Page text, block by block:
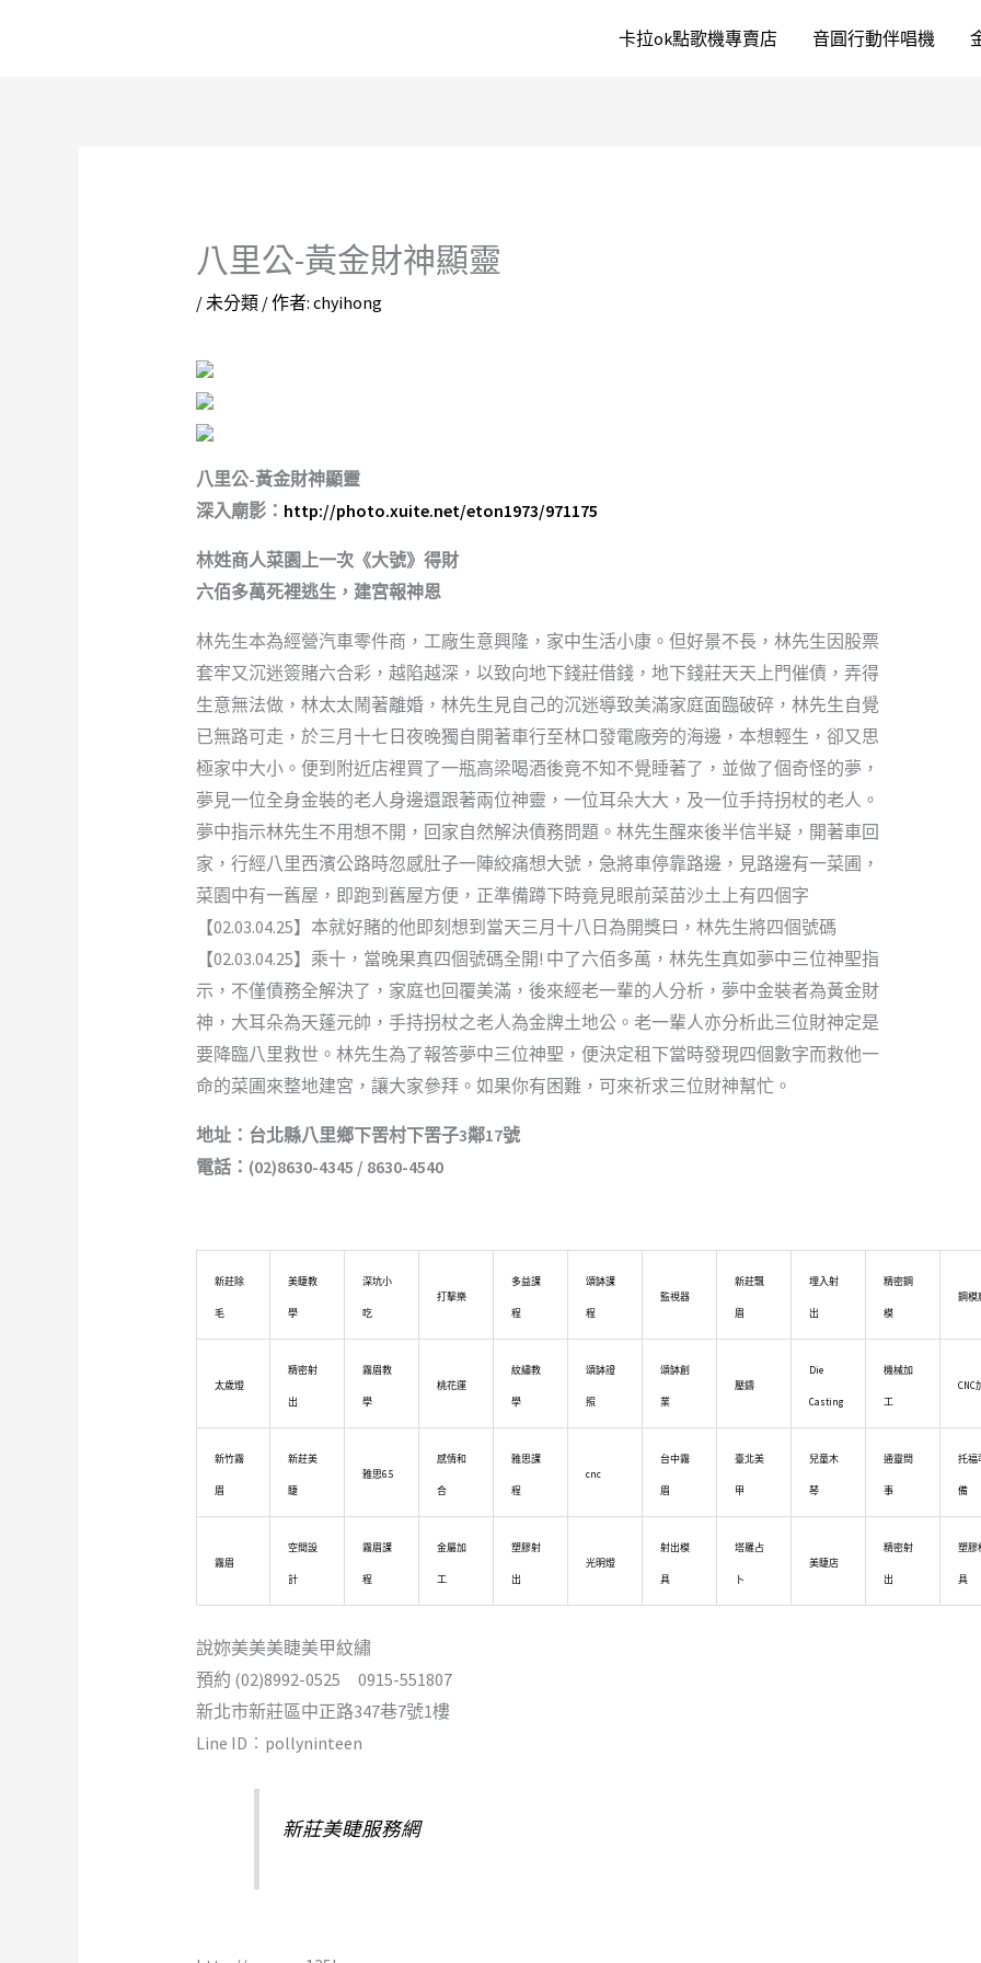
卡拉ok點歌機專賣店 音圓行動伴唱機
八里公-黃金財神顯靈
/未分類/ 作者: chyihong
八里公-黃金財神顯靈
深入廟影： http://photo.xuite.net/eton1973/971175
林姓商人菜園上一次《大號》得財
六佰多萬死裡逃生，建宮報神恩
林先生本為經營汽車零件商，工廠生意興隆，家中生活小康。但好景不長，林先生因股票
套牢又沉迷簽賭六合彩，越陷越深，以致向地下錢莊借錢，地下錢莊天天上門催債，弄得
生意無法做，林太太鬧著離婚，林先生見自己的沉迷導致美滿家庭面臨破碎，林先生自覺
已無路可走，於三月十七日夜晚獨自開著車行至林口發電廠旁的海邊，本想輕生，卻又思
極家中大小。便到附近店裡買了一瓶高梁喝酒後竟不知不覺睡著了，並做了個奇怪的夢，
夢見一位全身金裝的老人身邊還跟著兩位神靈，一位耳朵大大，及一位手持拐杖的老人。
夢中指示林先生不用想不開，回家自然解決債務問題。林先生醒來後半信半疑，開著車回
家，行經八里西濱公路時忽感肚子一陣絞痛想大號，急將車停靠路邊，見路邊有一菜圃，
菜園中有一舊屋，即跑到舊屋方便，正準備蹲下時竟見眼前菜苗沙土上有四個字
【02.03.04.25】本就好賭的他即刻想到當天三月十八日為開獎曰，林先生將四個號碼
【02.03.04.25】乘十，當晚果真四個號碼全開! 中了六佰多萬，林先生真如夢中三位神聖指
示，不僅債務全解決了，家庭也回覆美滿，後來經老一輩的人分析，夢中金裝者為黃金財
神，大耳朵為天蓬元帥，手持拐杖之老人為金牌土地公。老一輩人亦分析此三位財神定是
要降臨八里救世。林先生為了報答夢中三位神聖，便決定租下當時發現四個數字而救他一
命的菜圃來整地建宮，讓大家參拜。如果你有困難，可來祈求三位財神幫忙。
地址：台北縣八里鄉下罟村下罟子3鄰17號
電話：(02)8630-4345 / 8630-4540
新莊除
毛
美睫教
學
深坑小
吃
打擊樂
多益課
程
頌缽課
程
監視器
新莊飄
眉
埋入射
出
精密鋼
模
鋼模
太歲燈
精密射
出
霧眉教
學
桃花運
紋繡教
學
頌缽證
照
頌缽創
業
壓鑄
Die
Casting
機械加
工
CNC
新竹霧
眉
新莊美
睫
雅思6.5
感情和
合
雅思課
程
cnc
台中霧
眉
臺北美
甲
兒童木
琴
通靈問
事
托福
備
霧眉
空間設
計
霧眉課
程
金屬加
工
塑膠射
出
光明燈
射出模
具
塔羅占
卜
美睫店
精密射
出
塑膠
具
說妳美美美睫美甲紋繡
預約 (02)8992-0525 0915-551807
新北市新莊區中正路347巷7號1樓
Line ID︰pollyninteen
新莊美睫服務網